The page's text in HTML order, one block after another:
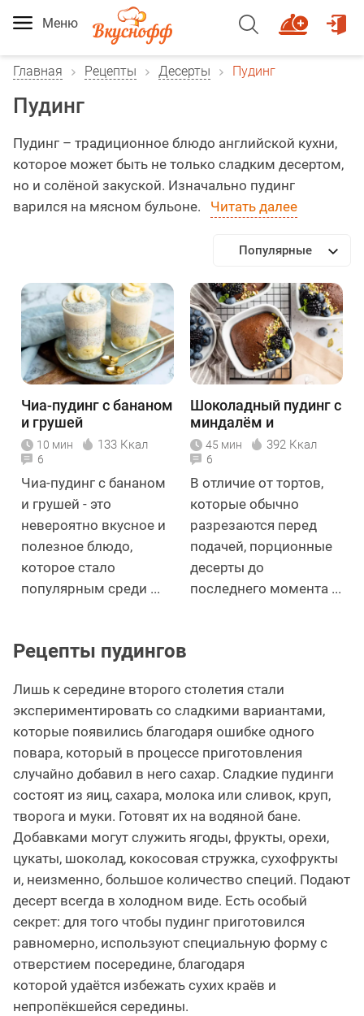
Меню
Главная Рецепты Десерты Пудинг
Пудинг
Пудинг – традиционное блюдо английской кухни,
которое может быть не только сладким десертом,
но и солёной закуской. Изначально пудинг
варился на мясном бульоне.
Читать далее
Популярные
Чиа-пудинг с бананом
и грушей
10 мин 133 Ккал
6
Чиа-пудинг с бананом
и грушей - это
невероятно вкусное и
полезное блюдо,
которое стало
популярным среди ...
Шоколадный пудинг с
миндалём и
фисташками
45 мин 392 Ккал
6
В отличие от тортов,
которые обычно
разрезаются перед
подачей, порционные
десерты до
последнего момента ...
Рецепты пудингов
Лишь к середине второго столетия стали
экспериментировать со сладкими вариантами,
которые появились благодаря ошибке одного
повара, который в процессе приготовления
случайно добавил в него сахар. Сладкие пудинги
состоят из яиц, сахара, молока или сливок, круп,
творога и муки. Готовят их на водяной бане.
Добавками могут служить ягоды, фрукты, орехи,
цукаты, шоколад, кокосовая стружка, сухофрукты
и, неизменно, большое количество специй. Подают
десерт всегда в холодном виде. Есть особый
секрет: для того чтобы пудинг приготовился
равномерно, используют специальную форму с
отверстием посередине, благодаря
которой удаётся избежать сухих краёв и
непропёкшейся середины.